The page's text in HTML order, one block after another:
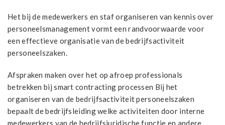
Het bij de medewerkers en staf organiseren van kennis over
personeelsmanagement vormt een randvoorwaarde voor
een effectieve organisatie van de bedrijfsactiviteit
personeelszaken.
Afspraken maken over het op afroep professionals
betrekken bij smart contracting processen Bij het
organiseren van de bedrijfsactiviteit personeelszaken
bepaalt de bedrijfsleiding welke activiteiten door interne
medewerkers van de bedrijfsjuridische functie en andere